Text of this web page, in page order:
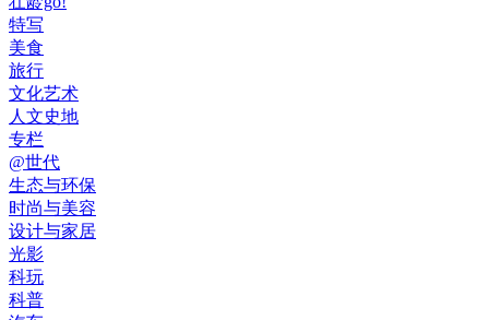
特写
美食
旅行
文化艺术
人文史地
专栏
@世代
生态与环保
时尚与美容
设计与家居
光影
科玩
科普